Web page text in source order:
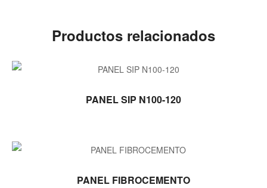
Productos relacionados
LEER MÁS
PANEL SIP N100-120
LEER MÁS
PANEL FIBROCEMENTO